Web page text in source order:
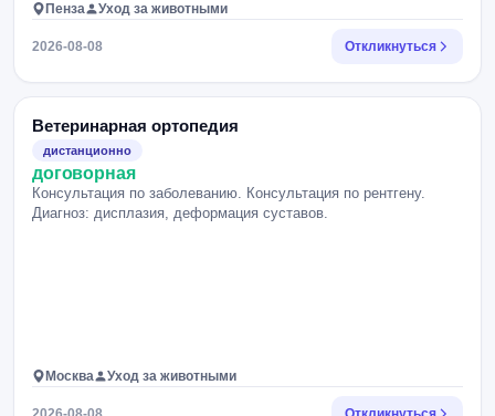
Пенза Уход за животными
2026-08-08 Откликнуться
Ветеринарная ортопедия
дистанционно
договорная
Консультация по заболеванию. Консультация по рентгену.
Диагноз: дисплазия, деформация суставов.
Москва Уход за животными